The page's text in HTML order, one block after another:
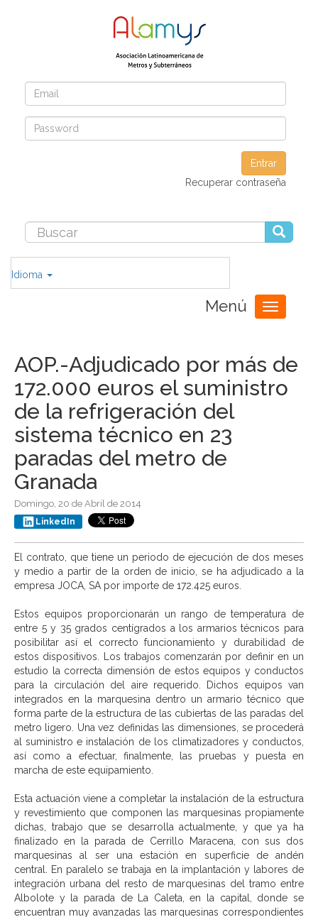
Entrar
Recuperar contraseña
Idioma
Menú
Toggle
navigation
AOP.-Adjudicado por más de
172.000 euros el suministro
de la refrigeración del
sistema técnico en 23
paradas del metro de
Granada
Domingo, 20 de Abril de 2014
LinkedIn
El contrato, que tiene un periodo de ejecución de dos meses
y medio a partir de la orden de inicio, se ha adjudicado a la
empresa JOCA, SA por importe de 172.425 euros.
Estos equipos proporcionarán un rango de temperatura de
entre 5 y 35 grados centígrados a los armarios técnicos para
posibilitar así el correcto funcionamiento y durabilidad de
estos dispositivos. Los trabajos comenzarán por definir en un
estudio la correcta dimensión de estos equipos y conductos
para la circulación del aire requerido. Dichos equipos van
integrados en la marquesina dentro un armario técnico que
forma parte de la estructura de las cubiertas de las paradas del
metro ligero. Una vez definidas las dimensiones, se procederá
al suministro e instalación de los climatizadores y conductos,
así como a efectuar, finalmente, las pruebas y puesta en
marcha de este equipamiento.
Esta actuación viene a completar la instalación de la estructura
y revestimiento que componen las marquesinas propiamente
dichas, trabajo que se desarrolla actualmente, y que ya ha
finalizado en la parada de Cerrillo Maracena, con sus dos
marquesinas al ser una estación en superficie de andén
central. En paralelo se trabaja en la implantación y labores de
integración urbana del resto de marquesinas del tramo entre
Albolote y la parada de La Caleta, en la capital, donde se
encuentran muy avanzadas las marquesinas correspondientes